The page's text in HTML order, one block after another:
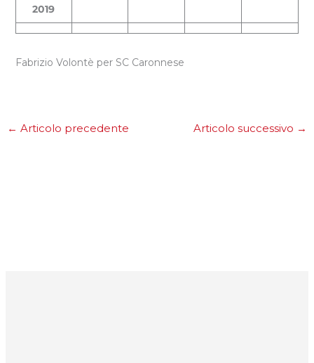
2019
Fabrizio Volontè per SC Caronnese
← Articolo precedente Articolo successivo →